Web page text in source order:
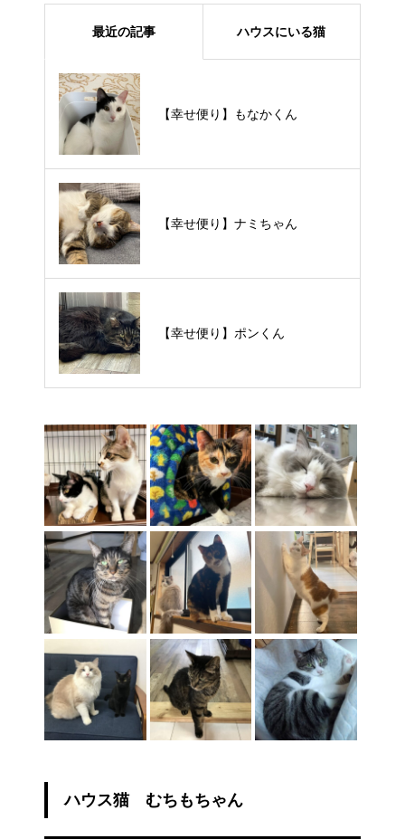
最近の記事 ハウスにいる猫
【幸せ便り】もなかくん
【幸せ便り】ナミちゃん
【幸せ便り】ポンくん
【里親様募集中】メメちゃん
【里親様募集中】スンスンちゃん
【里親様募集中】タルトくん
ハウス猫 むちもちゃん